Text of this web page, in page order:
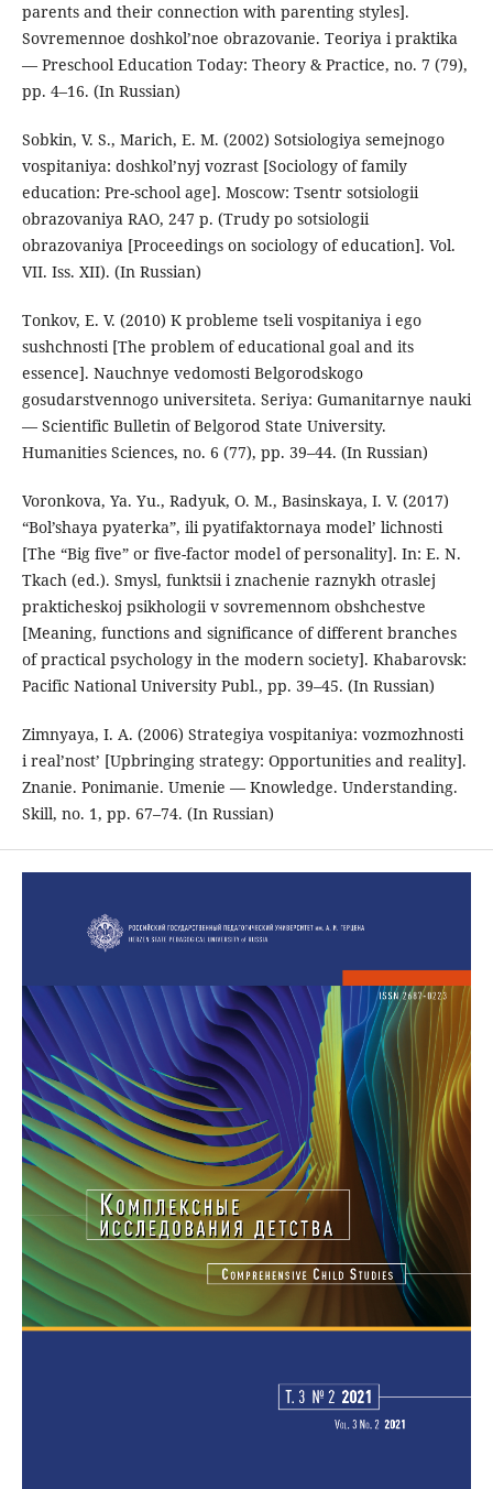
parents and their connection with parenting styles].
Sovremennoe doshkol’noe obrazovanie. Teoriya i praktika
— Preschool Education Today: Theory & Practice, no. 7 (79),
pp. 4–16. (In Russian)
Sobkin, V. S., Marich, E. M. (2002) Sotsiologiya semejnogo
vospitaniya: doshkol’nyj vozrast [Sociology of family
education: Pre-school age]. Moscow: Tsentr sotsiologii
obrazovaniya RAO, 247 p. (Trudy po sotsiologii
obrazovaniya [Proceedings on sociology of education]. Vol.
VII. Iss. XII). (In Russian)
Tonkov, E. V. (2010) K probleme tseli vospitaniya i ego
sushchnosti [The problem of educational goal and its
essence]. Nauchnye vedomosti Belgorodskogo
gosudarstvennogo universiteta. Seriya: Gumanitarnye nauki
— Scientific Bulletin of Belgorod State University.
Humanities Sciences, no. 6 (77), pp. 39–44. (In Russian)
Voronkova, Ya. Yu., Radyuk, O. M., Basinskaya, I. V. (2017)
“Bol’shaya pyaterka”, ili pyatifaktornaya model’ lichnosti
[The “Big five” or five-factor model of personality]. In: E. N.
Tkach (ed.). Smysl, funktsii i znachenie raznykh otraslej
prakticheskoj psikhologii v sovremennom obshchestve
[Meaning, functions and significance of different branches
of practical psychology in the modern society]. Khabarovsk:
Pacific National University Publ., pp. 39–45. (In Russian)
Zimnyaya, I. A. (2006) Strategiya vospitaniya: vozmozhnosti
i real’nost’ [Upbringing strategy: Opportunities and reality].
Znanie. Ponimanie. Umenie — Knowledge. Understanding.
Skill, no. 1, pp. 67–74. (In Russian)